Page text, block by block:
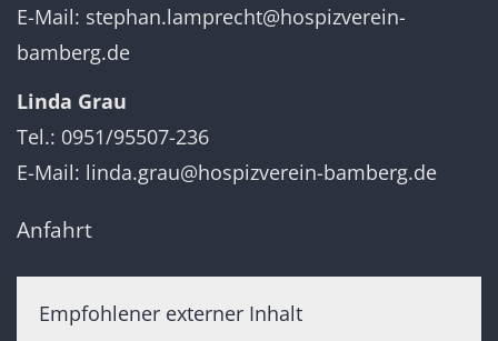
E-Mail: stephan.lamprecht@hospizverein-
bamberg.de
Linda Grau
Tel.: 0951/95507-236
E-Mail: linda.grau@hospizverein-bamberg.de
Anfahrt
Empfohlener externer Inhalt